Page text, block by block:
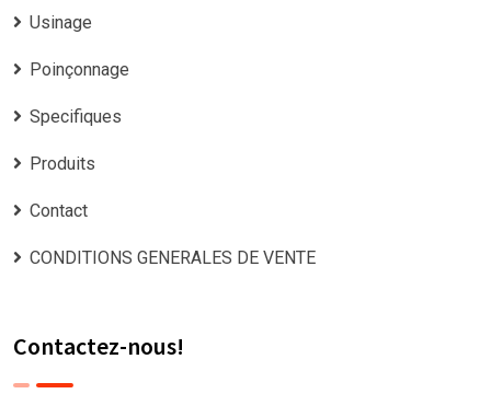
Usinage
Poinçonnage
Specifiques
Produits
Contact
CONDITIONS GENERALES DE VENTE
Contactez-nous!